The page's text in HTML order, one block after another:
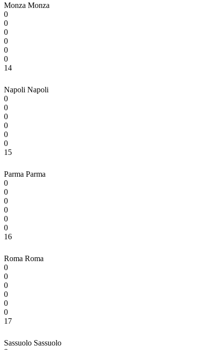
Monza Monza
0
0
0
0
0
0
14
Napoli Napoli
0
0
0
0
0
0
15
Parma Parma
0
0
0
0
0
0
16
Roma Roma
0
0
0
0
0
0
17
Sassuolo Sassuolo